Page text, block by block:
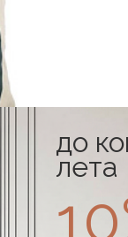
до
лета